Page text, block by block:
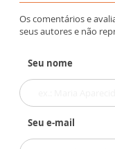
Os comentários e
seus autores e não
Seu nome
Seu e-mail